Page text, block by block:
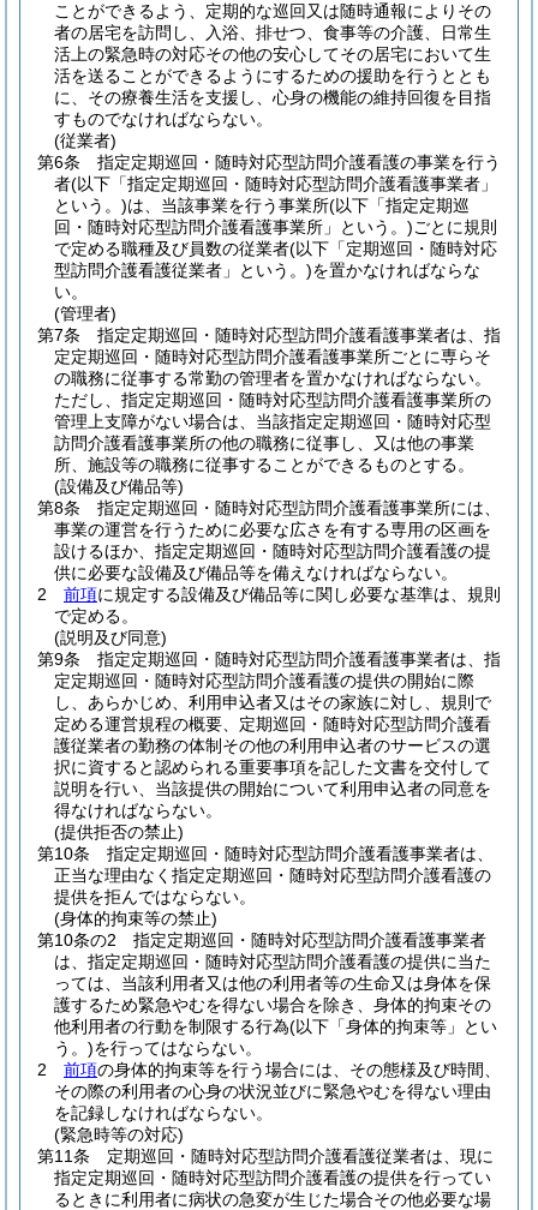
ことができるよう、定期的な巡回又は随時通報によりその
者の居宅を訪問し、入浴、排せつ、食事等の介護、日常生
活上の緊急時の対応その他の安心してその居宅において生
活を送ることができるようにするための援助を行うととも
に、その療養生活を支援し、心身の機能の維持回復を目指
すものでなければならない。
(従業者)
第6条
指定定期巡回・随時対応型訪問介護看護の事業を行う
者(以下「指定定期巡回・随時対応型訪問介護看護事業者」
という。)は、当該事業を行う事業所(以下「指定定期巡
回・随時対応型訪問介護看護事業所」という。)ごとに規則
で定める職種及び員数の従業者(以下「定期巡回・随時対応
型訪問介護看護従業者」という。)を置かなければならな
い。
(管理者)
第7条
指定定期巡回・随時対応型訪問介護看護事業者は、指
定定期巡回・随時対応型訪問介護看護事業所ごとに専らそ
の職務に従事する常勤の管理者を置かなければならない。
ただし、指定定期巡回・随時対応型訪問介護看護事業所の
管理上支障がない場合は、当該指定定期巡回・随時対応型
訪問介護看護事業所の他の職務に従事し、又は他の事業
所、施設等の職務に従事することができるものとする。
(設備及び備品等)
第8条
指定定期巡回・随時対応型訪問介護看護事業所には、
事業の運営を行うために必要な広さを有する専用の区画を
設けるほか、指定定期巡回・随時対応型訪問介護看護の提
供に必要な設備及び備品等を備えなければならない。
2
前項に規定する設備及び備品等に関し必要な基準は、規則
で定める。
(説明及び同意)
第9条
指定定期巡回・随時対応型訪問介護看護事業者は、指
定定期巡回・随時対応型訪問介護看護の提供の開始に際
し、あらかじめ、利用申込者又はその家族に対し、規則で
定める運営規程の概要、定期巡回・随時対応型訪問介護看
護従業者の勤務の体制その他の利用申込者のサービスの選
択に資すると認められる重要事項を記した文書を交付して
説明を行い、当該提供の開始について利用申込者の同意を
得なければならない。
(提供拒否の禁止)
第10条
指定定期巡回・随時対応型訪問介護看護事業者は、
正当な理由なく指定定期巡回・随時対応型訪問介護看護の
提供を拒んではならない。
(身体的拘束等の禁止)
第10条の2
指定定期巡回・随時対応型訪問介護看護事業者
は、指定定期巡回・随時対応型訪問介護看護の提供に当た
っては、当該利用者又は他の利用者等の生命又は身体を保
護するため緊急やむを得ない場合を除き、身体的拘束その
他利用者の行動を制限する行為(以下「身体的拘束等」とい
う。)を行ってはならない。
2
前項の身体的拘束等を行う場合には、その態様及び時間、
その際の利用者の心身の状況並びに緊急やむを得ない理由
を記録しなければならない。
(緊急時等の対応)
第11条
定期巡回・随時対応型訪問介護看護従業者は、現に
指定定期巡回・随時対応型訪問介護看護の提供を行ってい
るときに利用者に病状の急変が生じた場合その他必要な場